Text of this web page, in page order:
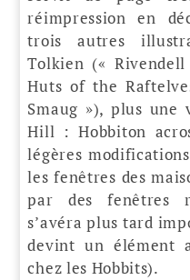
réimpression en
trois autres
Tolkien («
Huts of the
Smaug »), plus une
Hill : Hobbiton
légères
les fenêtres des
par des fenêtres
s’avéra plus tard
devint un élément
chez les Hobbits).